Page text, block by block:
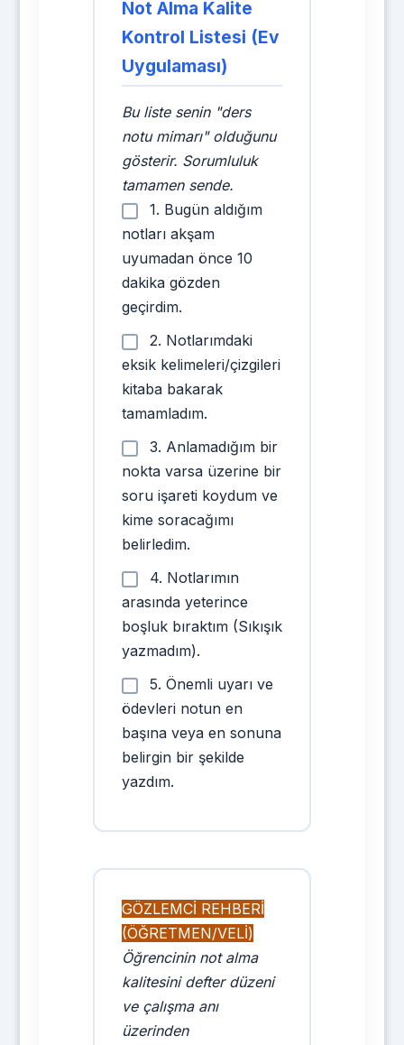
Not Alma Kalite
Kontrol Listesi (Ev
Uygulaması)
Bu liste senin "ders
notu mimarı" olduğunu
gösterir. Sorumluluk
tamamen sende.
1. Bugün aldığım
notları akşam
uyumadan önce 10
dakika gözden
geçirdim.
2. Notlarımdaki
eksik kelimeleri/çizgileri
kitaba bakarak
tamamladım.
3. Anlamadığım bir
nokta varsa üzerine bir
soru işareti koydum ve
kime soracağımı
belirledim.
4. Notlarımın
arasında yeterince
boşluk bıraktım (Sıkışık
yazmadım).
5. Önemli uyarı ve
ödevleri notun en
başına veya en sonuna
belirgin bir şekilde
yazdım.
GÖZLEMCİ REHBERİ
(ÖĞRETMEN/VELİ)
Öğrencinin not alma
kalitesini defter düzeni
ve çalışma anı
üzerinden